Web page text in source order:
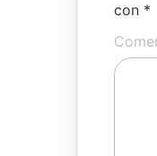
con *